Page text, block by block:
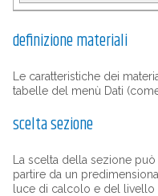
definizione materiali
Le caratteristiche dei
tabelle del menù Dati
scelta sezione
La scelta della sezione
partire da un
luce di calcolo e del